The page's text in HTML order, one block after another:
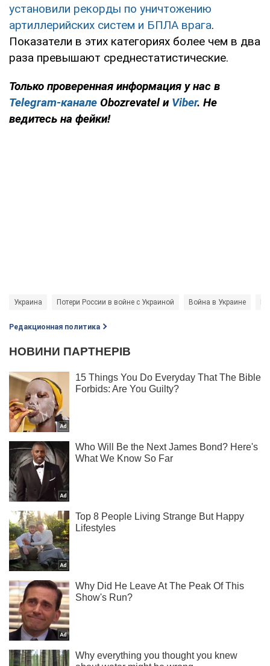
установили рекорды по уничтожению
артиллерийских систем и БПЛА врага.
Показатели в этих категориях более чем в два
раза превышают среднестатистические.
Только проверенная информация у нас в
Telegram-канале Obozrevatel и Viber. Не
ведитесь на фейки!
Украина Потери России в войне с Украиной Война в Украине
Редакционная политика